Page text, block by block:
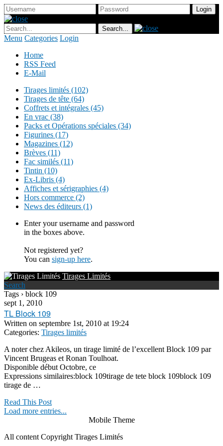
Menu Categories Login
Home
RSS Feed
E-Mail
Tirages limités (102)
Tirages de tête (64)
Coffrets et intégrales (45)
En vrac (38)
Packs et Opérations spéciales (34)
Figurines (17)
Magazines (12)
Brèves (11)
Fac similés (11)
Tintin (10)
Ex-Libris (4)
Affiches et sérigraphies (4)
Hors commerce (2)
News des éditeurs (1)
Enter your username and password
in the boxes above.
Not registered yet?
You can sign-up here.
Tirages Limités
Search
Tags › block 109
sept 1, 2010
TL Block 109
Written on septembre 1st, 2010 at 19:24
Categories: Tirages limités
A noter chez Akileos, un tirage limité de l’excellent Block 109 par
Vincent Brugeas et Ronan Toulhoat.
Disponible début Octobre, ce
Expressions similaires:block 109tirage de tete block 109block 109
tirage de …
Read This Post
Load more entries...
Mobile Theme
All content Copyright Tirages Limités